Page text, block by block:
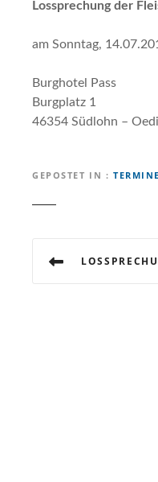
Lossprechung der
am Sonntag,
Burghotel Pass
Burgplatz 1
46354 Südlohn –
GEPOSTET IN TERMINE
LOSSPRECHUNG DER